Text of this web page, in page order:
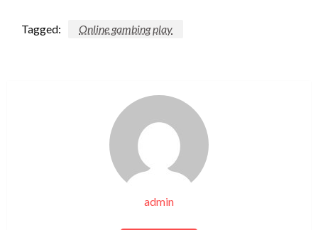
Tagged: Online gambing play
admin